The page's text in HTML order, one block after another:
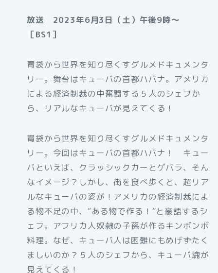
放送 2023年6月3日（土）午後9時〜
［BS1］
胃袋から世界を知り尽くすグルメドキュメンタ
リー。舞台はキューバの首都ハバナ。アメリカ
による経済制裁の中奮闘する５人のシェフか
ら、リアルなキューバが見えてくる！
胃袋から世界を知り尽くすグルメドキュメンタ
リー。今回はキューバの首都ハバナ！ キュー
バといえば、クラッシックカーとゲバラ、そん
なイメージ？しかし、街を食べ歩くと、超リア
ルなキューバの姿が！アメリカの経済制裁によ
る物不足の中、“ある物で作る！”と豪語するシ
ェフ。アフリカ人奴隷の子孫が作るキンボンボ
料理。なぜ、キューバ人は困難にもめげずたく
ましいのか？５人のシェフから、キューバ魂が
見えてくる！